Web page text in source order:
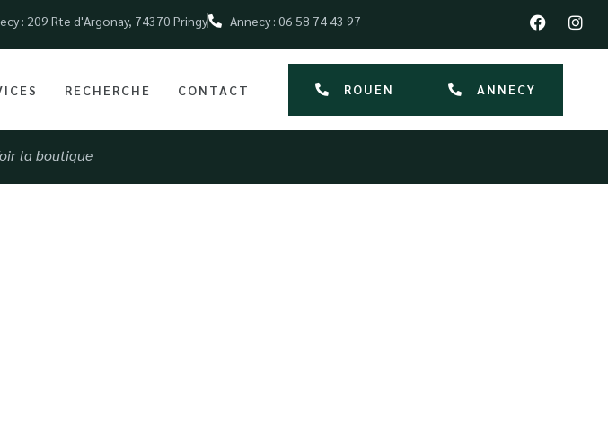
: 209 Rte d'Argonay, 74370 Pringy Annecy : 06 58 74 43 97
RECHERCHE CONTACT ROUEN ANNECY
la boutique